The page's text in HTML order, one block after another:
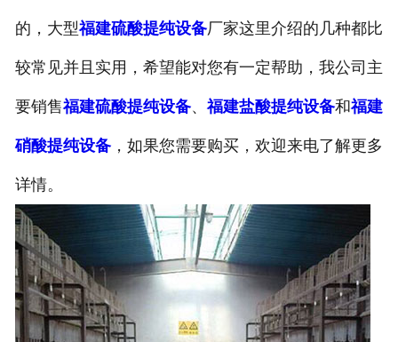
的，大型福建硫酸提纯设备厂家这里介绍的几种都比
较常见并且实用，希望能对您有一定帮助，我公司主
要销售福建硫酸提纯设备、 福建盐酸提纯设备和福建
硝酸提纯设备，如果您需要购买，欢迎来电了解更多
详情。